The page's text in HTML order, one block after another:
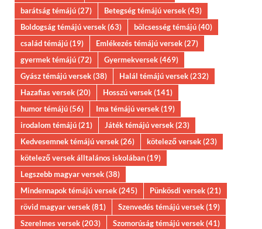
barátság témájú(27) Betegség témájú versek(43)
Boldogság témájú versek(63) bölcsesség témájú(40)
család témájú(19) Emlékezés témájú versek(27)
gyermek témájú(72) Gyermekversek(469)
Gyász témájú versek(38) Halál témájú versek(232)
Hazafias versek(20) Hosszú versek(141)
humor témájú(56) Ima témájú versek(19)
irodalom témájú(21) Játék témájú versek(23)
Kedvesemnek témájú versek(26) kötelező versek(23)
kötelező versek álltalános iskolában(19)
Legszebb magyar versek(38)
Mindennapok témájú versek(245) Pünkösdi versek(21)
rövid magyar versek(81) Szenvedés témájú versek(19)
Szerelmes versek(203) Szomorúság témájú versek(41)